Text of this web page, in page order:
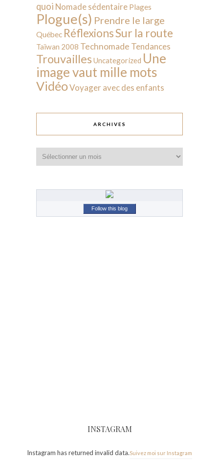
quoi Nomade sédentaire Plages
Plogue(s) Prendre le large
Québec RéflexionsSur la route
Taïwan 2008 Technomade Tendances
Trouvailles Uncategorized Une
image vaut mille mots
VidéoVoyager avec des enfants
ARCHIVES
Follow this blog
INSTAGRAM
Instagram has returned invalid data.Suivez moi sur Instagram